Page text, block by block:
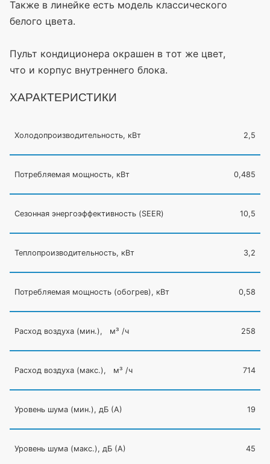
Также в линейке есть модель классического
белого цвета.
Пульт кондиционера окрашен в тот же цвет,
что и корпус внутреннего блока.
ХАРАКТЕРИСТИКИ
Холодопроизводительность, кВт 2,5
Потребляемая мощность, кВт 0,485
Сезонная энергоэффективность (SEER) 10,5
Теплопроизводительность, кВт 3,2
Потребляемая мощность (обогрев), кВт 0,58
Расход воздуха (мин.), м³ /ч 258
Расход воздуха (макс.), м³ /ч 714
Уровень шума (мин.), дБ (А) 19
Уровень шума (макс.), дБ (А) 45